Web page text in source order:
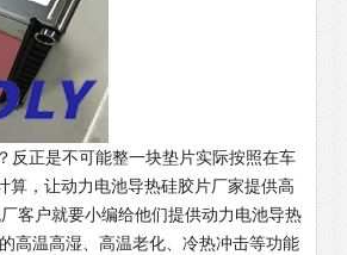
正是不可能整一块垫片实际按照在车
算，让动力电池导热硅胶片厂家提供高
客户就要小编给他们提供动力电池导热
高温高湿、高温老化、冷热冲击等功能